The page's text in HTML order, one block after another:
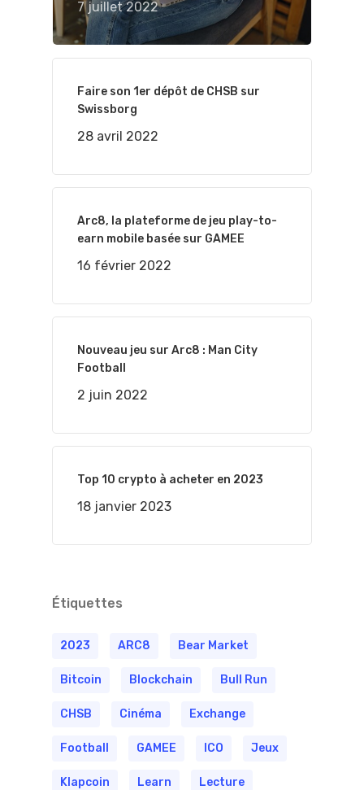
7 juillet 2022
Faire son 1er dépôt de CHSB sur
Swissborg
28 avril 2022
Arc8, la plateforme de jeu play-to-
earn mobile basée sur GAMEE
16 février 2022
Nouveau jeu sur Arc8 : Man City
Football
2 juin 2022
Top 10 crypto à acheter en 2023
18 janvier 2023
Étiquettes
2023 ARC8 Bear Market
Bitcoin Blockchain Bull Run
CHSB Cinéma Exchange
Football GAMEE ICO Jeux
Klapcoin Learn Lecture